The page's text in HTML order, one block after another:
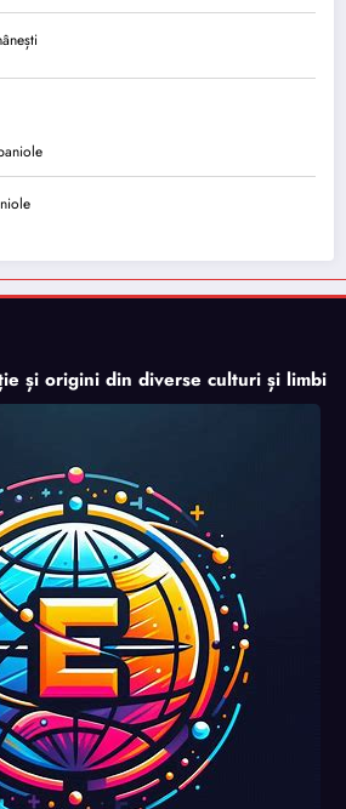
și origini din diverse culturi și limbi